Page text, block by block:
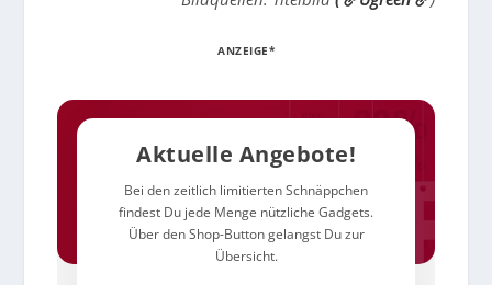
ANZEIGE*
Aktuelle Angebote!
Bei den zeitlich limitierten Schnäppchen
findest Du jede Menge nützliche Gadgets.
Über den Shop-Button gelangst Du zur
Übersicht.